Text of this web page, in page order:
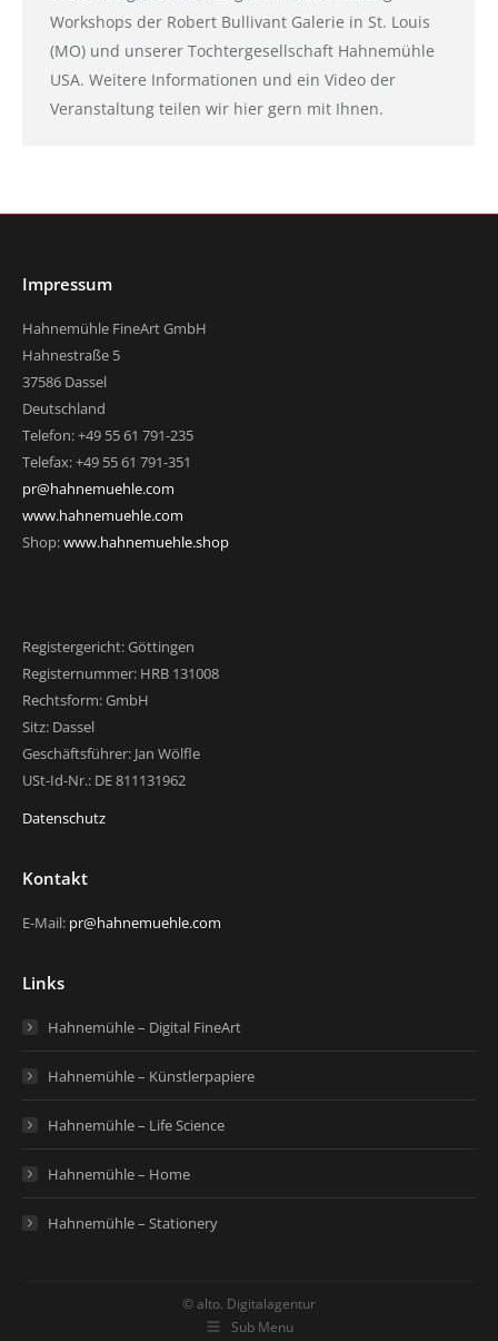
Workshops der Robert Bullivant Galerie in St. Louis
(MO) und unserer Tochtergesellschaft Hahnemühle
USA. Weitere Informationen und ein Video der
Veranstaltung teilen wir hier gern mit Ihnen.
Impressum
Hahnemühle FineArt GmbH
Hahnestraße 5
37586 Dassel
Deutschland
Telefon: +49 55 61 791-235
Telefax: +49 55 61 791-351
pr@hahnemuehle.com
www.hahnemuehle.com
Shop:www.hahnemuehle.shop
Registergericht: Göttingen
Registernummer: HRB 131008
Rechtsform: GmbH
Sitz: Dassel
Geschäftsführer: Jan Wölfle
USt-Id-Nr.: DE 811131962
Datenschutz
Kontakt
E-Mail: pr@hahnemuehle.com
Links
Hahnemühle – Digital FineArt
Hahnemühle – Künstlerpapiere
Hahnemühle – Life Science
Hahnemühle – Home
Hahnemühle – Stationery
© alto. Digitalagentur
Sub Menu